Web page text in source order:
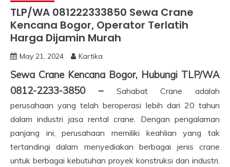
TLP/WA 081222333850 Sewa Crane
Kencana Bogor, Operator Terlatih
Harga Dijamin Murah
May 21, 2024 Kartika
Sewa Crane Kencana Bogor, Hubungi TLP/WA
0812-2233-3850 –
Sahabat Crane adalah
perusahaan yang telah beroperasi lebih dari 20 tahun
dalam industri jasa rental crane. Dengan pengalaman
panjang ini, perusahaan memiliki keahlian yang tak
tertandingi dalam menyediakan berbagai jenis crane
untuk berbagai kebutuhan proyek konstruksi dan industri.